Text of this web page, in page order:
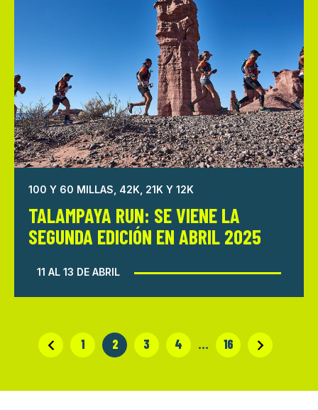
100 Y 60 MILLAS, 42K, 21K Y 12K
TALAMPAYA RUN: SE VIENE LA
SEGUNDA EDICIÓN EN ABRIL 2025
11 AL 13 DE ABRIL
1 2 3 4 … 16